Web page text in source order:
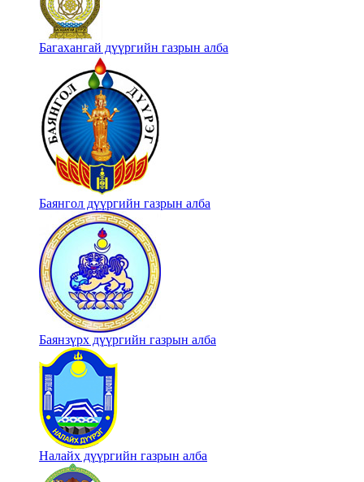
Багахангай дүүргийн газрын алба
Баянгол дүүргийн газрын алба
Баянзүрх дүүргийн газрын алба
Налайх дүүргийн газрын алба